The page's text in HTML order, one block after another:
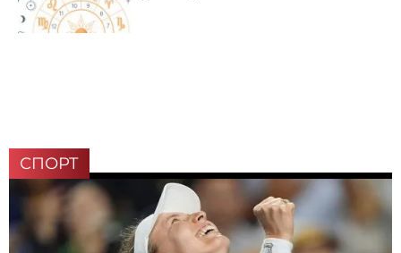
СПОРТ